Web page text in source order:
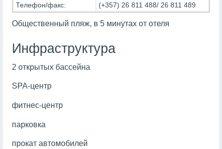
Телефон/факс: (+357) 26 811 488/ 26 811 489
Общественный пляж, в 5 минутах от отеля
Инфраструктура
2 открытых бассейна
SPA-центр
фитнес-центр
парковка
прокат автомобилей